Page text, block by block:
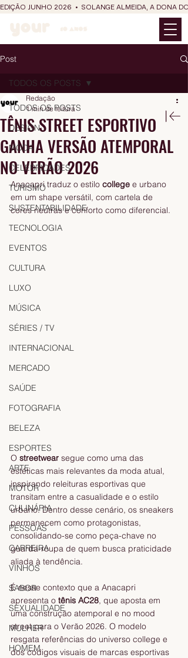
EDIÇÃO JUNHO 2026  •  SOLANGE ALMEIDA, A DONA
Post
TODOS OS POSTS
DESIGN
MODA
CELEBRIDADES
TURISMO
SUSTENTABILIDADE
TECNOLOGIA
EVENTOS
CULTURA
LUXO
MÚSICA
SÉRIES / TV
INTERNACIONAL
MERCADO
SAÚDE
FOTOGRAFIA
BELEZA
ESPORTES
ARTE
MOTOR
CULINÁRIA
PESSOAS
CARREIRA
VINHOS
SABOR
SEXUALIDADE
MULHER
HOMEM
TODOS OS POSTS
TÊNIS STREET ESPORTIVO
GANHA VERSÃO ATEMPORAL
NO VERÃO 2026
Redação
1 min de leitura
Anacapri traduz o estilo college e urbano
em um shape versátil, com cartela de
cores neutras e conforto como diferencial.
O streetwear segue como uma das
estéticas mais relevantes da moda atual,
inspirando releituras esportivas que
transitam entre a casualidade e o estilo
urbano. Dentro desse cenário, os sneakers
permanecem como protagonistas,
consolidando-se como peça-chave no
guarda-roupa de quem busca praticidade
aliada à tendência.
É nesse contexto que a Anacapri
apresenta o tênis AC28, que aposta em
uma construção atemporal e no mood
street para o Verão 2026. O modelo
resgata referências do universo college e
dos códigos visuais de marcas esportivas